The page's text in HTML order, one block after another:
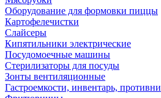
Оборудование для формовки пиццы
Картофелечистки
Слайсеры
Кипятильники электрические
Посудомоечные машины
Стерилизаторы для посуды
Зонты вентиляционные
Гастроемкости, инвентарь, противни